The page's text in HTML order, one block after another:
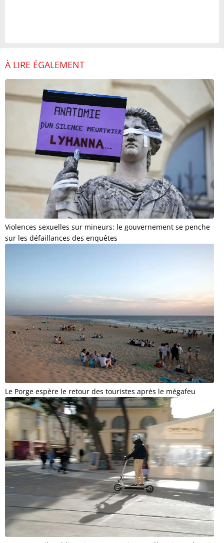
À LIRE ÉGALEMENT
Violences sexuelles sur mineurs: le gouvernement se penche
sur les défaillances des enquêtes
Le Porge espère le retour des touristes après le mégafeu